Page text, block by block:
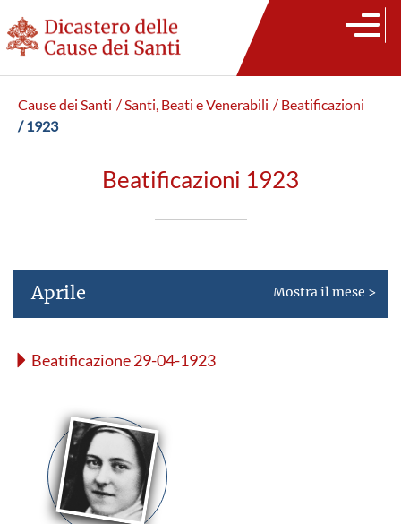
Cause dei Santi / Santi, Beati e Venerabili / Beatificazioni
/ 1923
Beatificazioni 1923
Aprile Mostra il mese >
Beatificazione 29-04-1923